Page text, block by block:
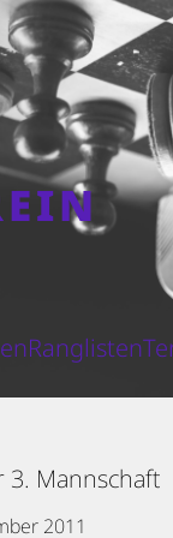
Ranglisten
3. Mannschaft
2011